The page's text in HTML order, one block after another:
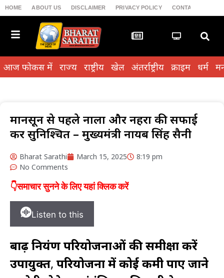
HOME ABOUT US DISCLAIMER PRIVACY POLICY CONTACT US
आज फोकस में राज्य राष्ट्रीय खेल अंतर्राष्ट्रीय क्राइम धर्म
मानसून से पहले नालों और नहरों की सफाई
करें सुनिश्चित – मुख्यमंत्री नायब सिंह सैनी
Bharat Sarathi March 15, 2025
8:19 pm
No Comments
👇समाचार सुनने के लिए यहां क्लिक करें
Listen to this
बाढ़ नियंत्रण परियोजनाओं की समीक्षा करें
उपायुक्त, परियोजना में कोई कमी पाए जाने